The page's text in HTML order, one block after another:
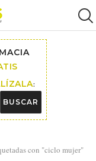
:
BUSCAR
con "ciclo mujer"